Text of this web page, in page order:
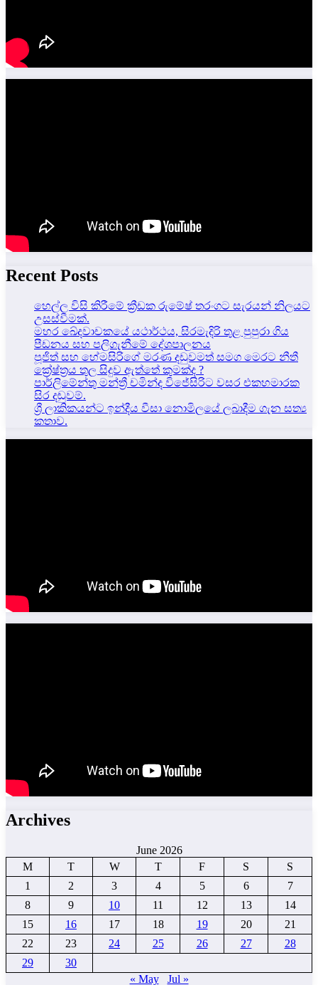
Recent Posts
හෙල්ල විසි කිරීමේ ක්‍රීඩක රුමේෂ් තරංගට සැරයන් නිලයට
උසස්වීමක්.
මහර ඛේදවාචකයේ යථාර්ථය, සිරමැදිරි තුළ පුපුරා ගිය
පීඩනය සහ පලිගැනීමේ දේශපාලනය
පූජිත් සහ හේමසිරිගේ මරණ දඩුවමත් සමග මෙරට නීතී
ක්‍රේෂ්ත්‍රය තුල සිදුව ඇත්තේ කුමක්ද ?
පාර්ලිමේන්තු මන්ත්‍රී චමින්ද විජේසිරිට වසර එකහමාරක
සිර දඬුවම්.
ශ්‍රී ලාකිකයන්ට ඉන්දීය වීසා නොමිලයේ ලබාදීම ගැන සත්‍ය
කතාව.
Archives
June 2026
M
T W T F S
S
1
2 3 4 5 6
7
8
9 10 11 12 13
14
15
16 17 18 19 20
21
22
23 24 25 26 27
28
29
30
« May
Jul »